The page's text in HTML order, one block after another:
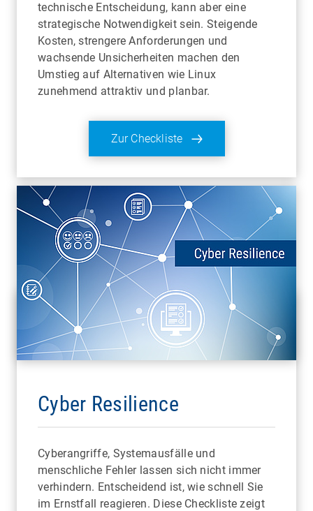
technische Entscheidung, kann aber eine
strategische Notwendigkeit sein. Steigende
Kosten, strengere Anforderungen und
wachsende Unsicherheiten machen den
Umstieg auf Alternativen wie Linux
zunehmend attraktiv und planbar.
Zur Checkliste
Cyber Resilience
Cyberangriffe, Systemausfälle und
menschliche Fehler lassen sich nicht immer
verhindern. Entscheidend ist, wie schnell Sie
im Ernstfall reagieren. Diese Checkliste zeigt